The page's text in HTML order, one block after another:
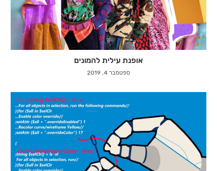
אופנת עילית להמונים
ספטמבר 4, 2019